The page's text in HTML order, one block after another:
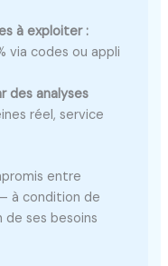
à exploiter :
via codes ou appli
des analyses
réel, service
entre
à condition de
ses besoins